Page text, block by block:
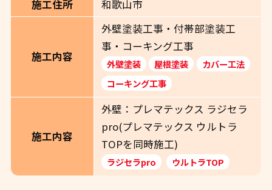
施工住所 和歌山市
施工内容
外壁塗装工事・付帯部塗装工
事・コーキング工事
外壁塗装 屋根塗装
カバー工法
コーキング工事
施工内容
外壁：プレマテックス ラジセラ
pro(プレマテックス ウルトラ
TOPを同時施工)
ラジセラpro ウルトラTOP